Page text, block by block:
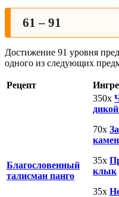
61 – 91
Достижение 91 уровня
одного из следующих
Рецепт
Благословенный
талисман панго
350х
70х
35х
клык
35х